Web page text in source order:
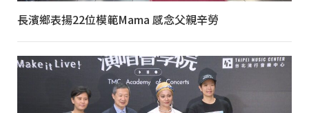
長濱鄉表揚22位模範Mama 感念父親辛勞